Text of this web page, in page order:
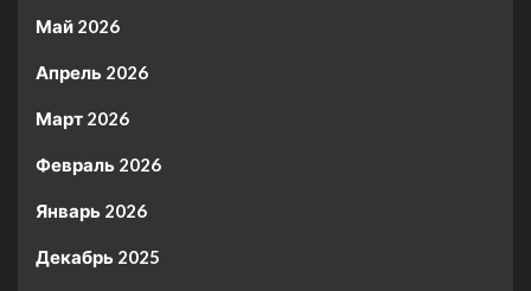
Май 2026
Апрель 2026
Март 2026
Февраль 2026
Январь 2026
Декабрь 2025